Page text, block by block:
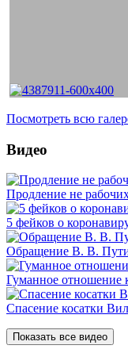
Посмотреть всю
Видео
Продление не
5 фейков о
Обращение В. В.
Гуманное
Спасение косатки
Показать все видео